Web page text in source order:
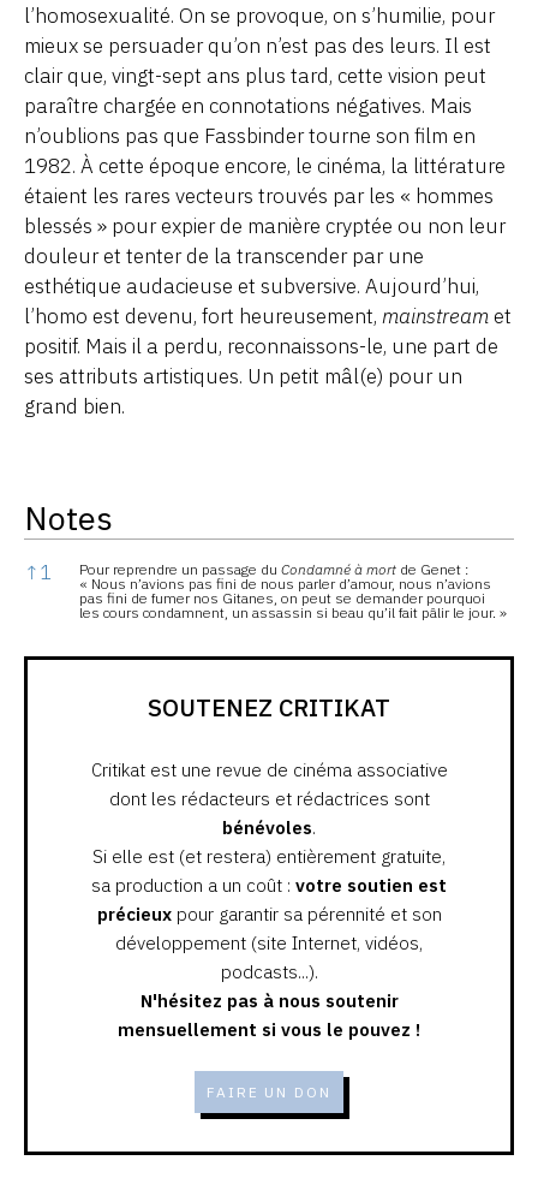
l’homosexualité. On se provoque, on s’humilie, pour
mieux se persuader qu’on n’est pas des leurs. Il est
clair que, vingt-sept ans plus tard, cette vision peut
paraître chargée en connotations négatives. Mais
n’oublions pas que Fassbinder tourne son film en
1982. À cette époque encore, le cinéma, la littérature
étaient les rares vecteurs trouvés par les « hommes
blessés » pour expier de manière cryptée ou non leur
douleur et tenter de la transcender par une
esthétique audacieuse et subversive. Aujourd’hui,
l’homo est devenu, fort heureusement, mainstream et
positif. Mais il a perdu, reconnaissons-le, une part de
ses attributs artistiques. Un petit mâl(e) pour un
grand bien.
Notes
Notes
↑ 1 Pour reprendre un passage du Condamné à mort de Genet :
« Nous n’avions pas fini de nous parler d’amour, nous n’avions
pas fini de fumer nos Gitanes, on peut se demander pourquoi
les cours condamnent, un assassin si beau qu’il fait pâlir le jour. »
SOUTENEZ CRITIKAT
Critikat est une revue de cinéma associative
dont les rédacteurs et rédactrices sont
bénévoles.
Si elle est (et restera) entièrement gratuite,
sa production a un coût : votre soutien est
précieuxpour garantir sa pérennité et son
développement (site Internet, vidéos,
podcasts...).
N'hésitez pas à nous soutenir
mensuellement si vous le pouvez !
FAIRE UN DON